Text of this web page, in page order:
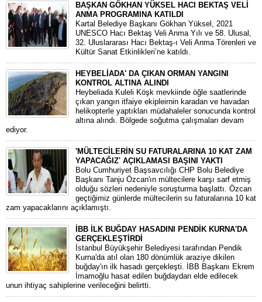
BAŞKAN GÖKHAN YÜKSEL HACI BEKTAŞ VELİ
ANMA PROGRAMINA KATILDI
Kartal Belediye Başkanı Gökhan Yüksel, 2021
UNESCO Hacı Bektaş Veli Anma Yılı ve 58. Ulusal,
32. Uluslararası Hacı Bektaş-ı Veli Anma Törenleri ve
Kültür Sanat Etkinlikleri’ne katıldı.
HEYBELİADA' DA ÇIKAN ORMAN YANGINI
KONTROL ALTINA ALINDI
Heybeliada Kuleli Köşk mevkiinde öğle saatlerinde
çıkan yangın itfaiye ekipleirnin karadan ve havadan
helikopterle yaptıkları müdahaleler sonucunda kontrol
altına alındı. Bölgede soğutma çalışmaları devam
ediyor.
'MÜLTECİLERİN SU FATURALARINA 10 KAT ZAM
YAPACAĞIZ' AÇIKLAMASI BAŞINI YAKTI
Bolu Cumhuriyet Başsavcılığı CHP Bolu Belediye
Başkanı Tanju Özcan'ın mültecilere karşı sarf etmiş
olduğu sözleri nedeniyle soruşturma başlattı. Özcan
geçtiğimiz günlerde mültecilerin su faturalarına 10 kat
zam yapacaklarını açıklamıştı.
İBB İLK BUĞDAY HASADINI PENDİK KURNA'DA
GERÇEKLEŞTİRDİ
İstanbul Büyükşehir Belediyesi tarafından Pendik
Kurna'da atıl olan 180 dönümlük araziye dikilen
buğday'ın ilk hasadı gerçekleşti. İBB Başkanı Ekrem
İmamoğlu hasat edilen buğdaydan elde edilecek
unun ihtiyaç sahiplerine verileceğini belirtti.